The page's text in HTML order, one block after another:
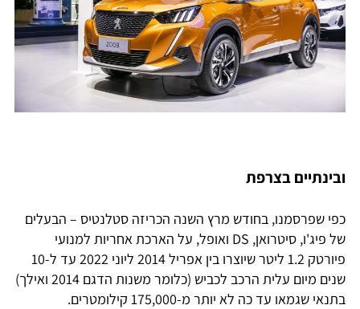
ובינתיים בצרפת
כפי שפרסמנו, בחודש מרץ השנה הכריזה סטלנטיס – הבעלים
של פיג'ו, סיטרואן, DS ואופל, על הארכת אחריות למנועי
פיורטק 1.2 ליטר שיוצרו בין אפריל 2014 ליוני 2022 עד ל-10
שנים מיום עלית הרכב לכביש (כלומר משנות הדגם 2014 ואילך)
בתנאי שגמאו עד כה לא יותר מ-175,000 קילומטרים.